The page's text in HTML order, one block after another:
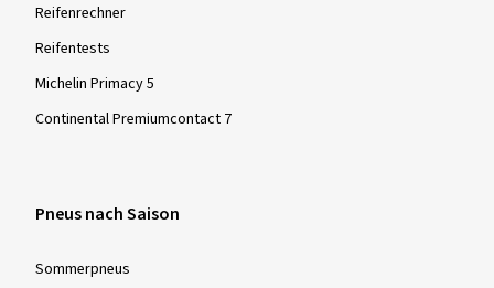
Reifenrechner
Reifentests
Michelin Primacy 5
Continental Premiumcontact 7
Pneus nach Saison
Sommer­pneus